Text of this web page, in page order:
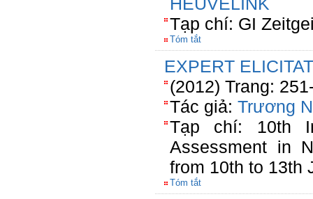
Tạp chí: GI
Tóm tắt
EXPERT
(2012) Trang:
Tác giả: Trương
Tạp chí: 10th
Assessment in
from 10th to 13th
Tóm tắt